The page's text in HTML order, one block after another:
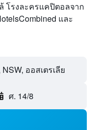
โรงละครแคปิตอลจาก
และ
ออสเตรเลีย
ศ. 14/8